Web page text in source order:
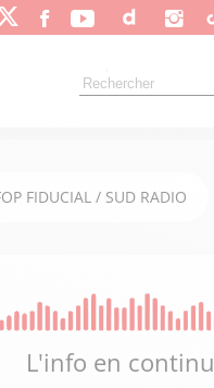
FIDUCIAL / SUD RADIO
L'info en continu